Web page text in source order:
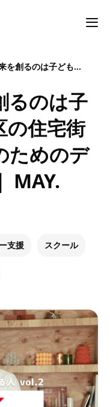
住宅街に在る、子どものためのデザイン教室とは｜ MAY. MuroSatoshi
るのは子
の住宅街
ためのデ
MAY.
支援 スクール